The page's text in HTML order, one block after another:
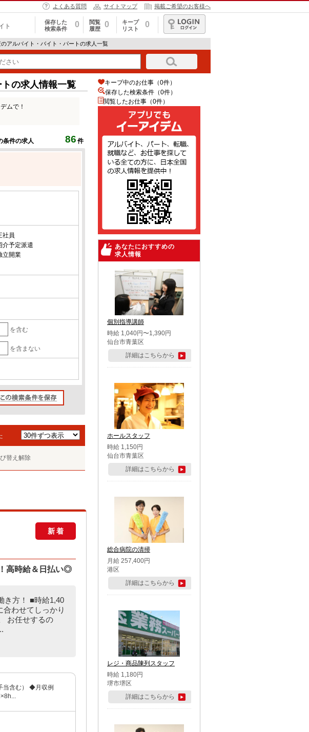
よくある質問 サイトマップ 掲載ご希望のお客様へ
ト
保存した
検索条件
0
閲覧
履歴
0
キープ
リスト
0
ログイン
アルバイト・バイト・パートの求人一覧
の求人情報一覧
ムで！
条件の求人 86 件
社員
介予定派遣
立開業
を含む
を含まない
替え解除
新着
高時給＆日払い◎
き方！ ■時給1,40
わせてしっかり
お任せするの
当含む） ◆月収例
キープ中のお仕事（0件）
保存した検索条件（0件）
閲覧したお仕事（0件）
あなたにおすすめの
求人情報
個別指導講師
時給 1,040円〜1,390円
仙台市青葉区
詳細はこちらから
ホールスタッフ
時給 1,150円
仙台市青葉区
詳細はこちらから
総合病院の清掃
月給 257,400円
港区
詳細はこちらから
レジ・商品陳列スタッフ
時給 1,180円
堺市堺区
詳細はこちらから